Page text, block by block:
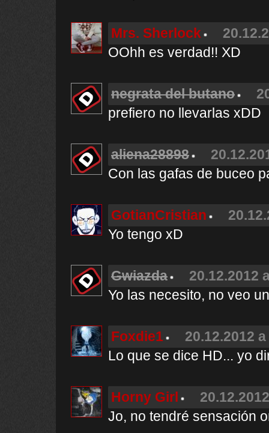
Mrs. Sherlock
OOhh es verdad!! XD
negrata del butano
prefiero no llevarlas xDD
aliena28898
Con las gafas de buceo
GotianCristian
Yo tengo xD
Gwiazda
20.12.2012
Yo las necesito, no veo
Foxdie1
20.12.2012
Lo que se dice HD... yo
Horny Girl
Jo, no tendré sensación